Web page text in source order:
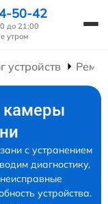
50-42
до 21:00
утром
устройств
камеры
с устранением
диагностику,
устройства.